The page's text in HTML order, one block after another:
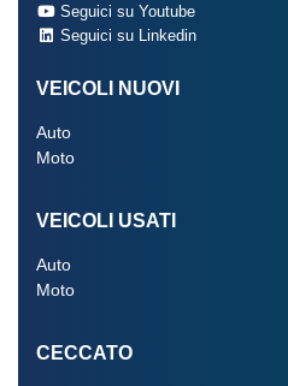
Seguici su Youtube
Seguici su Linkedin
VEICOLI NUOVI
Auto
Moto
VEICOLI USATI
Auto
Moto
CECCATO